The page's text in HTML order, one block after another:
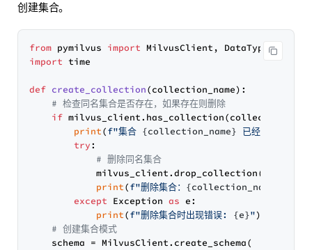
创建集合。
from pymilvus import
import time
def create_collection(collection_name):
# 检查同名集合是否存在，如果存在则删除
if
print(f"集合 {collection_name} 已经存在"
try:
# 删除同名集合
print(f"删除集合： {collection_name}
except Exception as e:
print(f"删除集合时出现错误: {e}")
# 创建集合模式
    schema = MilvusClient.create_schema(